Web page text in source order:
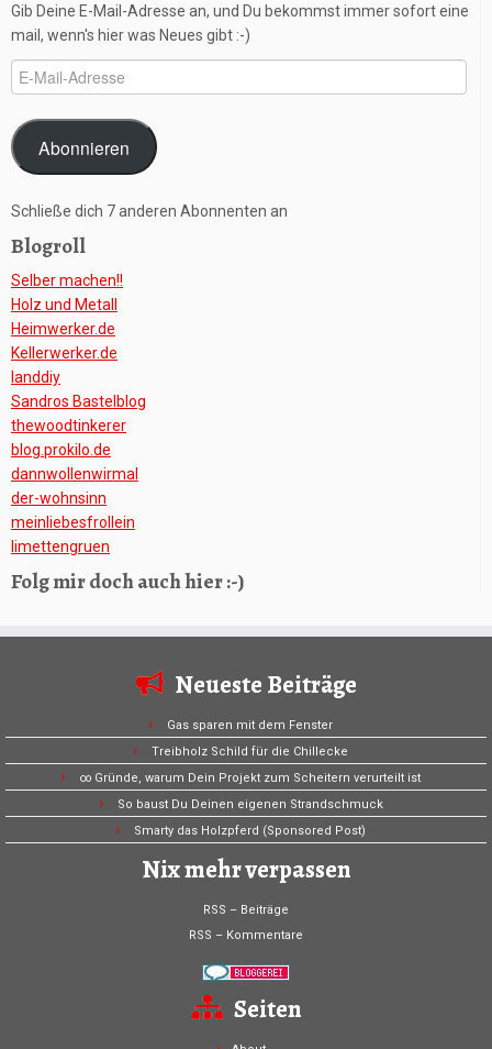
Gib Deine E-Mail-Adresse an, und Du bekommst immer sofort eine
mail, wenn's hier was Neues gibt :-)
E-
Mail-
Adresse
Abonnieren
Schließe dich 7 anderen Abonnenten an
Blogroll
Selber machen!!
Holz und Metall
Heimwerker.de
Kellerwerker.de
Ianddiy
Sandros Bastelblog
thewoodtinkerer
blog.prokilo.de
dannwollenwirmal
der-wohnsinn
meinliebesfrollein
limettengruen
Folg mir doch auch hier :-)
Neueste Beiträge
Gas sparen mit dem Fenster
Treibholz Schild für die Chillecke
∞ Gründe, warum Dein Projekt zum Scheitern verurteilt ist
So baust Du Deinen eigenen Strandschmuck
Smarty das Holzpferd (Sponsored Post)
Nix mehr verpassen
RSS – Beiträge
RSS – Kommentare
Seiten